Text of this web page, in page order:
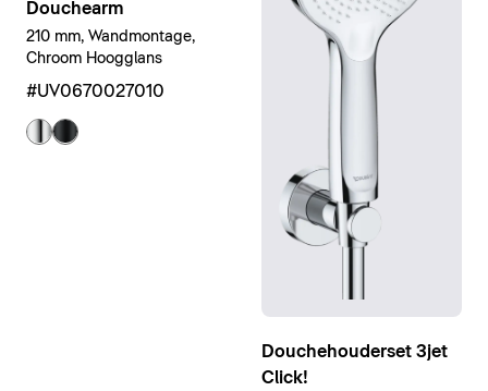
Douchearm
210 mm, Wandmontage,
Chroom Hoogglans
#UV0670027010
Douchehouderset 3jet
Click!